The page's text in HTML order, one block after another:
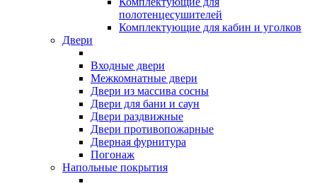
полотенцесушителей
Комплектующие для кабин и уголков
Двери
Входные двери
Межкомнатные двери
Двери из массива сосны
Двери для бани и саун
Двери раздвижные
Двери противопожарные
Дверная фурнитура
Погонаж
Напольные покрытия